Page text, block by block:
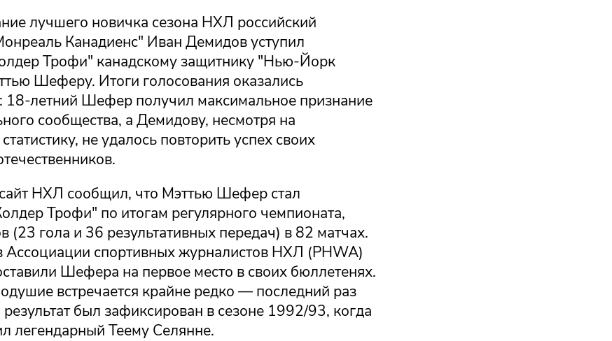
лучшего новичка сезона НХЛ российский
Канадиенс" Иван Демидов уступил
Трофи" канадскому защитнику "Нью-Йорк
Шеферу. Итоги голосования оказались
18-летний Шефер получил максимальное признание
сообщества, а Демидову, несмотря на
не удалось повторить успех своих
НХЛ сообщил, что Мэттью Шефер стал
Трофи" по итогам регулярного чемпионата,
(23 гола и 36 результативных передач) в 82 матчах.
Ассоциации спортивных журналистов НХЛ (PHWA)
Шефера на первое место в своих бюллетенях.
встречается крайне редко — последний раз
был зафиксирован в сезоне 1992/93, когда
легендарный Теему Селянне.